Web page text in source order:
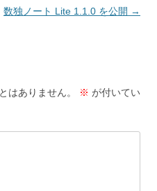
数独ノート Lite 1.1.0 を公開 →
はありません。 ※ が付いてい